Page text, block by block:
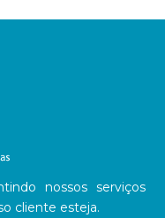
nossos serviços
cliente esteja.